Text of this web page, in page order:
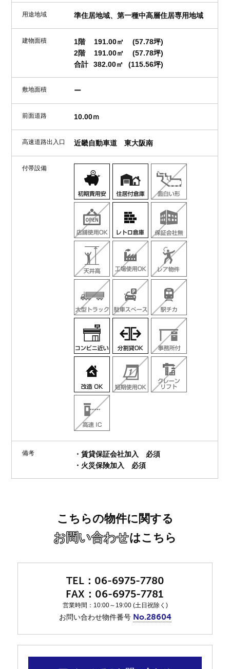
用途地域 準住居地域、第一種中高層住居専用地域
建物面積 1階 191.00㎡
(57.78坪)
2階
191.00㎡
(57.78坪)
合計
382.00㎡ (115.56坪)
敷地面積 ー
前面道路 10.00ｍ
高速道路出入口 近畿自動車道 東大阪南
付帯設備
備考
・賃貸保証会社加入 必須
・火災保険加入 必須
こちらの物件に関する
お問い合わせはこちら
06-6975-7780
06-6975-7781
営業時間：10:00～19:00 (土日祝除く)
お問い合わせ物件番号 No.28604